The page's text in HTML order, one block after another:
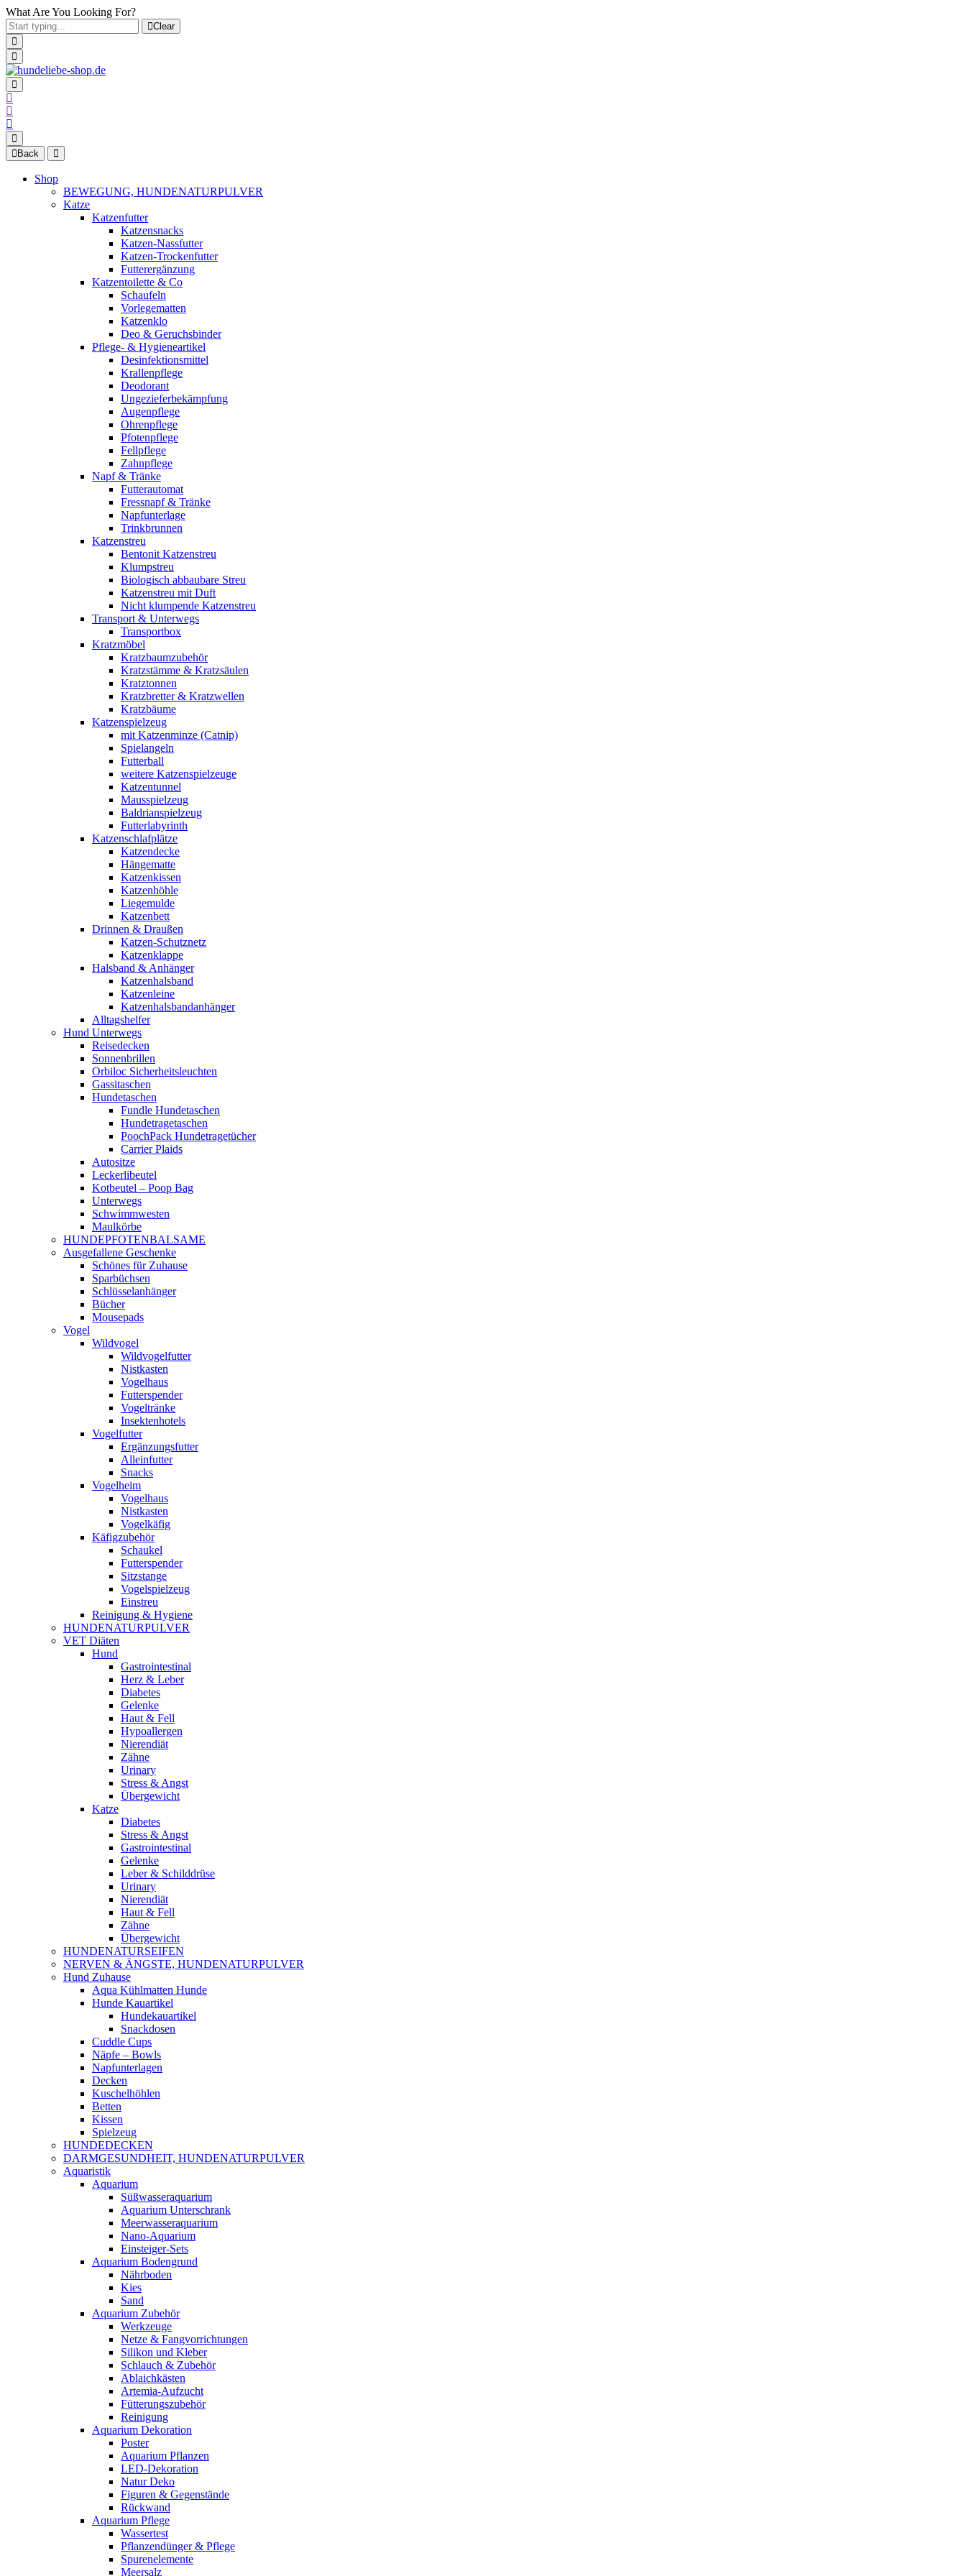
What Are You Looking For?
Clear
Back
Shop
BEWEGUNG, HUNDENATURPULVER
Katze
Katzenfutter
Katzensnacks
Katzen-Nassfutter
Katzen-Trockenfutter
Futterergänzung
Katzentoilette & Co
Schaufeln
Vorlegematten
Katzenklo
Deo & Geruchsbinder
Pflege- & Hygieneartikel
Desinfektionsmittel
Krallenpflege
Deodorant
Ungezieferbekämpfung
Augenpflege
Ohrenpflege
Pfotenpflege
Fellpflege
Zahnpflege
Napf & Tränke
Futterautomat
Fressnapf & Tränke
Napfunterlage
Trinkbrunnen
Katzenstreu
Bentonit Katzenstreu
Klumpstreu
Biologisch abbaubare Streu
Katzenstreu mit Duft
Nicht klumpende Katzenstreu
Transport & Unterwegs
Transportbox
Kratzmöbel
Kratzbaumzubehör
Kratzstämme & Kratzsäulen
Kratztonnen
Kratzbretter & Kratzwellen
Kratzbäume
Katzenspielzeug
mit Katzenminze (Catnip)
Spielangeln
Futterball
weitere Katzenspielzeuge
Katzentunnel
Mausspielzeug
Baldrianspielzeug
Futterlabyrinth
Katzenschlafplätze
Katzendecke
Hängematte
Katzenkissen
Katzenhöhle
Liegemulde
Katzenbett
Drinnen & Draußen
Katzen-Schutznetz
Katzenklappe
Halsband & Anhänger
Katzenhalsband
Katzenleine
Katzenhalsbandanhänger
Alltagshelfer
Hund Unterwegs
Reisedecken
Sonnenbrillen
Orbiloc Sicherheitsleuchten
Gassitaschen
Hundetaschen
Fundle Hundetaschen
Hundetragetaschen
PoochPack Hundetragetücher
Carrier Plaids
Autositze
Leckerlibeutel
Kotbeutel – Poop Bag
Unterwegs
Schwimmwesten
Maulkörbe
HUNDEPFOTENBALSAME
Ausgefallene Geschenke
Schönes für Zuhause
Sparbüchsen
Schlüsselanhänger
Bücher
Mousepads
Vogel
Wildvogel
Wildvogelfutter
Nistkasten
Vogelhaus
Futterspender
Vogeltränke
Insektenhotels
Vogelfutter
Ergänzungsfutter
Alleinfutter
Snacks
Vogelheim
Vogelhaus
Nistkasten
Vogelkäfig
Käfigzubehör
Schaukel
Futterspender
Sitzstange
Vogelspielzeug
Einstreu
Reinigung & Hygiene
HUNDENATURPULVER
VET Diäten
Hund
Gastrointestinal
Herz & Leber
Diabetes
Gelenke
Haut & Fell
Hypoallergen
Nierendiät
Zähne
Urinary
Stress & Angst
Übergewicht
Katze
Diabetes
Stress & Angst
Gastrointestinal
Gelenke
Leber & Schilddrüse
Urinary
Nierendiät
Haut & Fell
Zähne
Übergewicht
HUNDENATURSEIFEN
NERVEN & ÄNGSTE, HUNDENATURPULVER
Hund Zuhause
Aqua Kühlmatten Hunde
Hunde Kauartikel
Hundekauartikel
Snackdosen
Cuddle Cups
Näpfe – Bowls
Napfunterlagen
Decken
Kuschelhöhlen
Betten
Kissen
Spielzeug
HUNDEDECKEN
DARMGESUNDHEIT, HUNDENATURPULVER
Aquaristik
Aquarium
Süßwasseraquarium
Aquarium Unterschrank
Meerwasseraquarium
Nano-Aquarium
Einsteiger-Sets
Aquarium Bodengrund
Nährboden
Kies
Sand
Aquarium Zubehör
Werkzeuge
Netze & Fangvorrichtungen
Silikon und Kleber
Schlauch & Zubehör
Ablaichkästen
Artemia-Aufzucht
Fütterungszubehör
Reinigung
Aquarium Dekoration
Poster
Aquarium Pflanzen
LED-Dekoration
Natur Deko
Figuren & Gegenstände
Rückwand
Aquarium Pflege
Wassertest
Pflanzendünger & Pflege
Spurenelemente
Meersalz